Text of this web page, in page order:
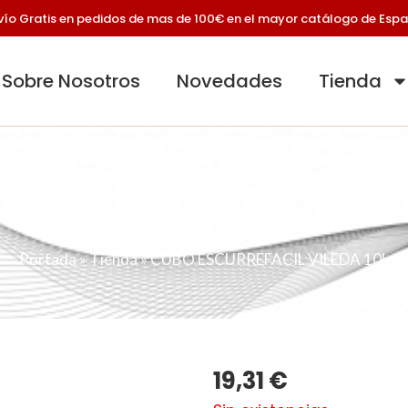
Gratis en pedidos de mas de 100€ en el mayor catálogo de
Sobre Nosotros Novedades Tienda
ESCURREFACIL
Portada»Tienda»CUBO ESCURREFACIL VILEDA 10L
19,31€